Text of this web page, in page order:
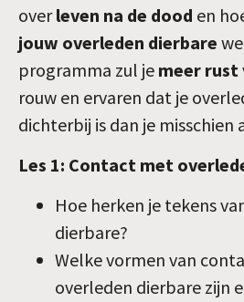
overleven na de dood en
jouw overleden dierbare
programma zul je meer rust
rouw en ervaren dat je
dichterbij is dan je misschien
Les 1: Contact met
Hoe herken je tekens
dierbare?
Welke vormen van
overleden dierbare zijn